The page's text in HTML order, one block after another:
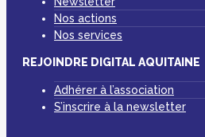
Nos actions
Nos services
REJOINDRE DIGITAL AQUITAINE
Adhérer à l’association
S’inscrire à la newsletter